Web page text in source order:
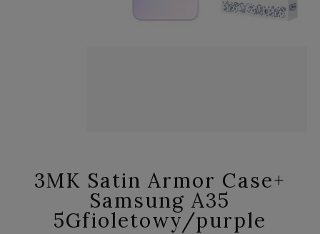
3MK Satin Armor Case+
Samsung A35
5Gfioletowy/purple